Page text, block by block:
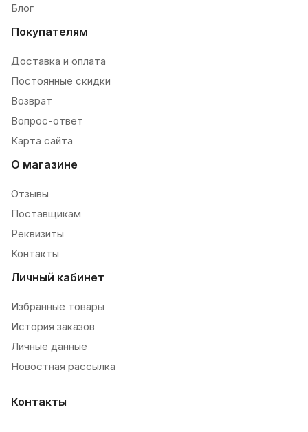
Блог
Покупателям
Доставка и оплата
Постоянные скидки
Возврат
Вопрос-ответ
Карта сайта
О магазине
Отзывы
Поставщикам
Реквизиты
Контакты
Личный кабинет
Избранные товары
История заказов
Личные данные
Новостная рассылка
Контакты